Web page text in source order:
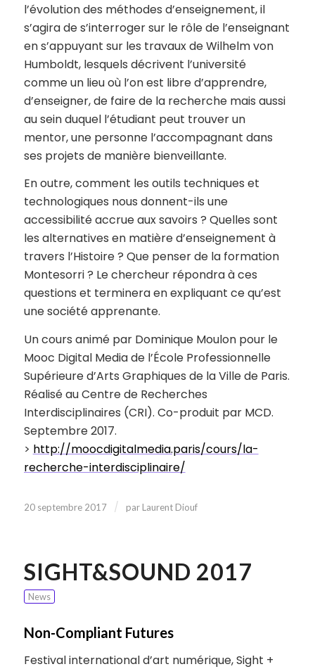
l’évolution des méthodes d’enseignement, il
s’agira de s’interroger sur le rôle de l’enseignant
en s’appuyant sur les travaux de Wilhelm von
Humboldt, lesquels décrivent l’université
comme un lieu où l’on est libre d’apprendre,
d’enseigner, de faire de la recherche mais aussi
au sein duquel l’étudiant peut trouver un
mentor, une personne l’accompagnant dans
ses projets de manière bienveillante.
En outre, comment les outils techniques et
technologiques nous donnent-ils une
accessibilité accrue aux savoirs ? Quelles sont
les alternatives en matière d’enseignement à
travers l’Histoire ? Que penser de la formation
Montesorri ? Le chercheur répondra à ces
questions et terminera en expliquant ce qu’est
une société apprenante.
Un cours animé par Dominique Moulon pour le
Mooc Digital Media de l’École Professionnelle
Supérieure d’Arts Graphiques de la Ville de Paris.
Réalisé au Centre de Recherches
Interdisciplinaires (CRI). Co-produit par MCD.
Septembre 2017.
> http://moocdigitalmedia.paris/cours/la-
recherche-interdisciplinaire/
20 septembre 2017 / par Laurent Diouf
SIGHT&SOUND 2017
News
Non-Compliant Futures
Festival international d’art numérique, Sight +